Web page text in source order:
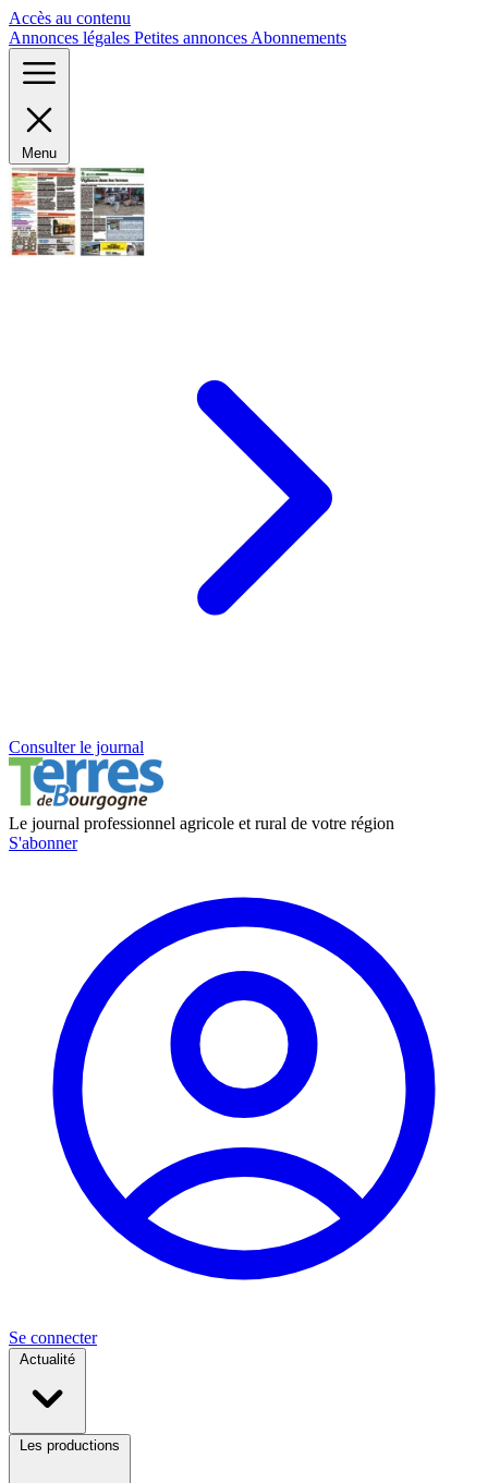
Accès au contenu
Annonces légales Petites annonces Abonnements
Menu
Consulter le journal
Le journal professionnel agricole et rural de votre région
S'abonner
Se connecter
Actualité
Les productions
Panneau de gestion des cookies